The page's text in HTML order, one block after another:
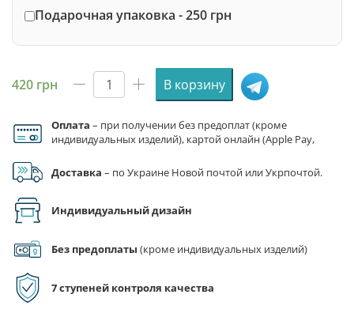
Подарочная упаковка - 250 грн
420 грн
Количество
Флаг
ВОО
сила
В корзину
Оплата – при получении без предоплат (кроме
индивидуальных изделий), картой онлайн (Apple Pay,
Доставка – по Украине Новой почтой или Укрпочтой.
Индивидуальный дизайн
Без предоплаты (кроме индивидуальных изделий)
7 ступеней контроля качества